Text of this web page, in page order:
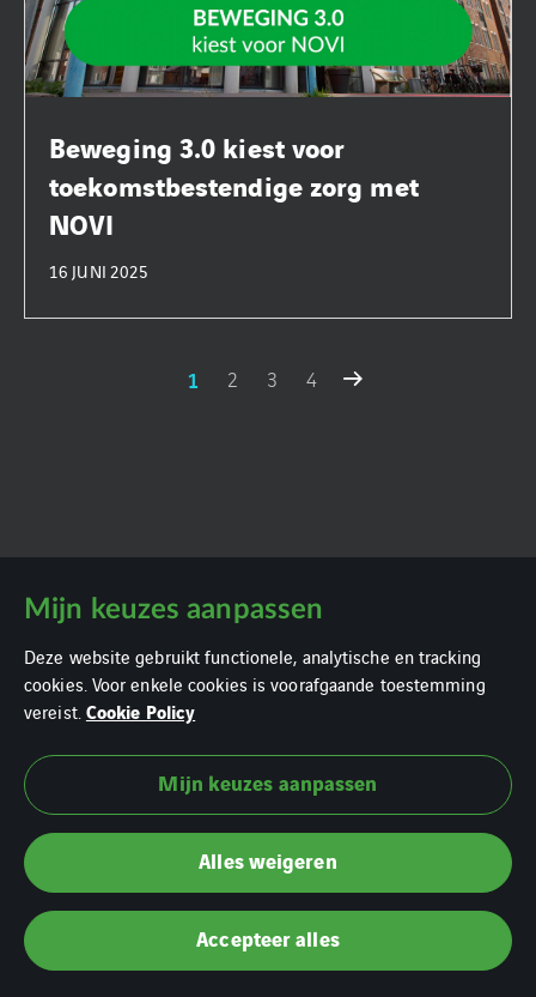
Beweging 3.0 kiest voor
toekomstbestendige zorg met
NOVI
16 JUNI 2025
1 2 3 4
Cookie policy
Privacy statement
Downloads
Certificaten
Mijn keuzes aanpassen
Deze website gebruikt functionele, analytische en tracking
cookies. Voor enkele cookies is voorafgaande toestemming
vereist. Cookie Policy
Mijn keuzes aanpassen
Alles weigeren
Accepteer alles